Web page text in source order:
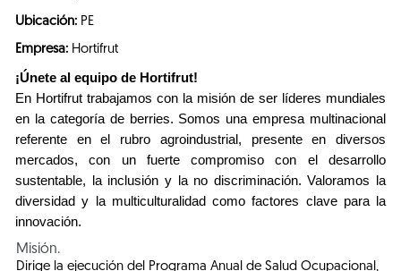
Ubicación: PE
Empresa: Hortifrut
¡Únete al equipo de Hortifrut!
En Hortifrut trabajamos con la misión de ser líderes mundiales
en la categoría de berries. Somos una empresa multinacional
referente en el rubro agroindustrial, presente en diversos
mercados, con un fuerte compromiso con el desarrollo
sustentable, la inclusión y la no discriminación. Valoramos la
diversidad y la multiculturalidad como factores clave para la
innovación.
Misión.
Dirige la ejecución del Programa Anual de Salud Ocupacional,